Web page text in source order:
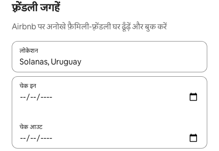
फ़्रेंडली जगहें
Airbnb पर अनोखे फ़ैमिली-फ़्रेंडली घर ढूँढ़ें और बुक करें
लोकेशन
नतीजों के उपलब्ध होने पर, अप और डाउन 'ऐरो की' का इस्तेमाल करके नेविगेट
चेक इन
चेक आउट